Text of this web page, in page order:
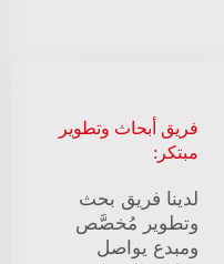
فريق أبحاث وتطوير
مبتكر:
لدينا فريق بحث
وتطوير مُخصَّص
ومبدع يواصل